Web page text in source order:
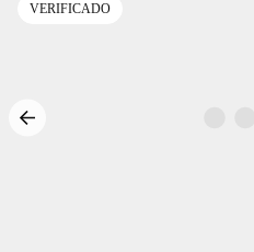
VERIFICADO